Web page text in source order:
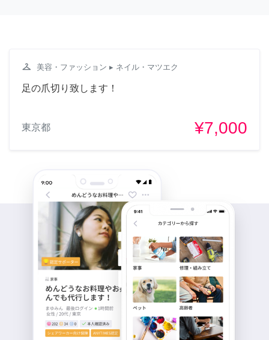
checkroom 美容・ファッション ▸ ネイル・マツエク
足の爪切り致します！
東京都 ¥7,000